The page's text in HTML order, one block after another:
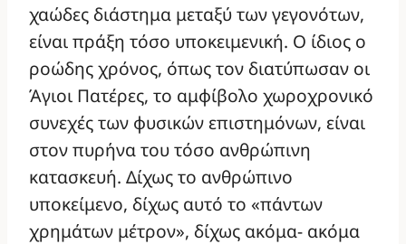
χαώδες διάστημα μεταξύ των γεγονότων,
είναι πράξη τόσο υποκειμενική. Ο ίδιος ο
ροώδης χρόνος, όπως τον διατύπωσαν οι
Άγιοι Πατέρες, το αμφίβολο χωροχρονικό
συνεχές των φυσικών επιστημόνων, είναι
στον πυρήνα του τόσο ανθρώπινη
κατασκευή. Δίχως το ανθρώπινο
υποκείμενο, δίχως αυτό το «πάντων
χρημάτων μέτρον», δίχως ακόμα- ακόμα